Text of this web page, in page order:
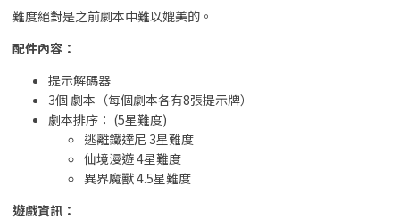
難度絕對是之前劇本中難以媲美的。
配件內容：
提示解碼器
3個 劇本（每個劇本各有8張提示牌）
劇本排序： (5星難度)
逃離鐵達尼 3星難度
仙境漫遊 4星難度
異界魔獸 4.5星難度
遊戲資訊：